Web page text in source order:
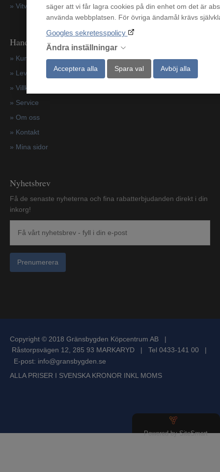
säger att vi får lagra cookies på din enhet om det är
använda webbplatsen. För övriga ändamål krävs
Googles sekretesspolicy
Ändra inställningar
Acceptera alla Spara val Avböj alla
» Vitvaror
Handla hos oss
» Kundtjänst
» Leverantörer
» Villkor
» Service
» Om oss
» Kontakt
» Mina sidor
Nyhetsbrev
Få de senaste nyheterna och fina rabatterbjudanden direkt i din
inkorg!
Prenumerera
Copyright © 2018 Gränsbygden Köpcentrum AB |
Råstorpsvägen 12, 285 93 MARKARYD | Tel 0433-141 00 |
E-post: info@gransbygden.se
ALLA PRISER I SVENSKA KRONOR INKL MOMS
Powered by SiteSmart